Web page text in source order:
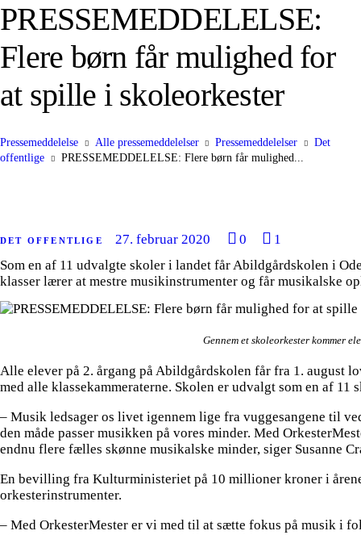
PRESSEMEDDELELSE:
Flere børn får mulighed for
at spille i skoleorkester
Pressemeddelelse Alle pressemeddelelser Pressemeddelelser
Det
offentlige
PRESSEMEDDELELSE: Flere børn får mulighed...
DET OFFENTLIGE 27. februar 2020 0
1
Som en af 11 udvalgte skoler i landet får Abildgårdskolen i
klasser lærer at mestre musikinstrumenter og får musikalske
Gennem et skoleorkester kommer
Alle elever på 2. årgang på Abildgårdskolen får fra 1. august
med alle klassekammeraterne. Skolen er udvalgt som en af
– Musik ledsager os livet igennem lige fra vuggesangene til
den måde passer musikken på vores minder. Med
endnu flere fælles skønne musikalske minder, siger Susanne
En bevilling fra Kulturministeriet på 10 millioner kroner i
orkesterinstrumenter.
– Med OrkesterMester er vi med til at sætte fokus på musik i